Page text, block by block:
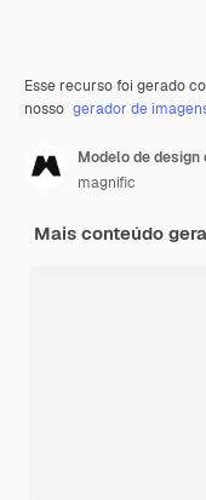
Esse recurso foi gerado
nosso gerador de
Modelo de
magnific
Mais conteúdo